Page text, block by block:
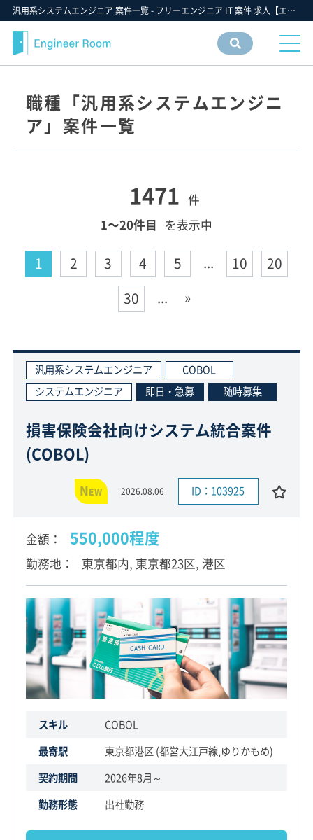
汎用系システムエンジニア 案件一覧 - フリーエンジニア IT 案件 求人【エンジニアルーム】ITフリーランス ITエンジニア IT個人事業主 仕事 転職 募集
職種「汎用系システムエンジニ
ア」案件一覧
1471 件
1〜20件目
を表示中
1 2 3 4 5 ... 10
20
30
... »
汎用系システムエンジニア
COBOL
システムエンジニア
即日・急募 随時募集
損害保険会社向けシステム統合案件
(COBOL)
NEW 2026.08.06 ID：103925
金額 550,000程度
勤務地 東京都内, 東京都23区, 港区
スキル
COBOL
最寄駅
東京都港区 (都営大江戸線,ゆりかもめ)
契約期間
2026年8月～
勤務形態
出社勤務